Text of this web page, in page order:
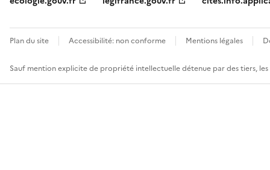
Plan du site Accessibilité: non conforme Mentions légales
Sauf mention explicite de propriété intellectuelle détenue par des tiers,